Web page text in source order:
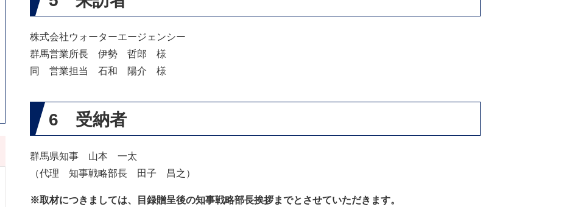
株式会社ウォーターエージェンシー
群馬営業所長 伊勢 哲郎 様
同 営業担当 石和 陽介 様
6 受納者
群馬県知事 山本 一太
（代理 知事戦略部長 田子 昌之）
※取材につきましては、目録贈呈後の知事戦略部長挨拶までとさせていただきます。